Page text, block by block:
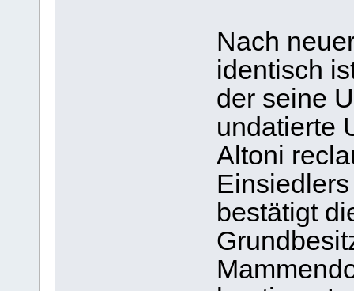
Nach
identisch
der seine
undatierte
Altoni
bestätigt